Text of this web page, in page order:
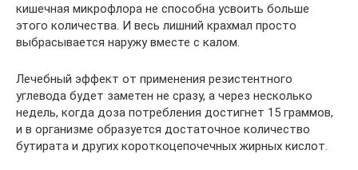
кишечная микрофлора не способна усвоить больше
этого количества. И весь лишний крахмал просто
выбрасывается наружу вместе с калом.
Лечебный эффект от применения резистентного
углевода будет заметен не сразу, а через несколько
недель, когда доза потребления достигнет 15 граммов,
и в организме образуется достаточное количество
бутирата и других короткоцепочечных жирных кислот.